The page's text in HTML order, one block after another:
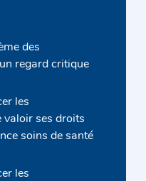
des
regard critique
les
valoir ses droits
soins de santé
les